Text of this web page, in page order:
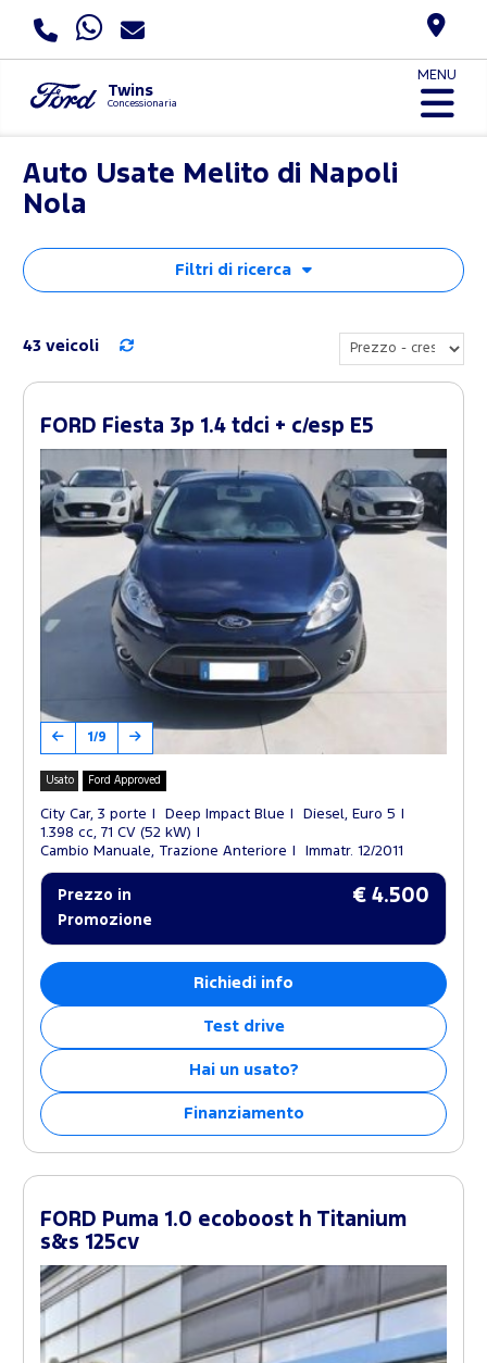
Twins
Concessionaria
MENU
Auto Usate Melito di Napoli
Nola
Filtri di ricerca
43 veicoli
FORD Fiesta 3p 1.4 tdci + c/esp E5
1/9
Usato Ford Approved
City Car, 3 porte Deep Impact Blue
Diesel, Euro 5
1.398 cc, 71 CV (52 kW)
Cambio Manuale, Trazione Anteriore
Immatr. 12/2011
Prezzo in
Promozione
€ 4.500
Richiedi info
Test drive
Hai un usato?
Finanziamento
FORD Puma 1.0 ecoboost h Titanium
s&s 125cv